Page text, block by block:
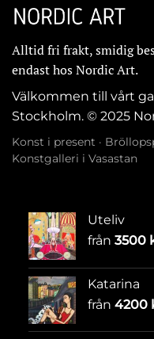
Alltid fri frakt, smidig
endast hos Nordic Art.
Välkommen till vårt
Stockholm. © 2025
Konst i present ·
Konstgalleri i Vasastan
Uteliv
från 3500
Katarina
från 4200